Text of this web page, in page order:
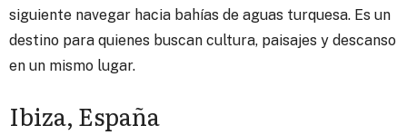
siguiente navegar hacia bahías de aguas turquesa. Es un
destino para quienes buscan cultura, paisajes y descanso
en un mismo lugar.
Ibiza, España